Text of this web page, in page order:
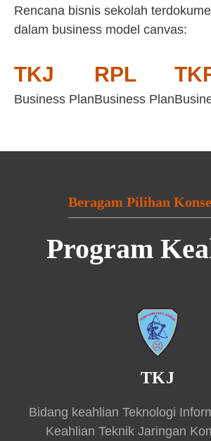
Rencana bisnis sekolah
dalam business model canvas:
TKJ
Business Plan
RPL
Business Plan
Beragam Pilihan
Program
TKJ
Bidang keahlian Teknologi
Keahlian Teknik Jaringan